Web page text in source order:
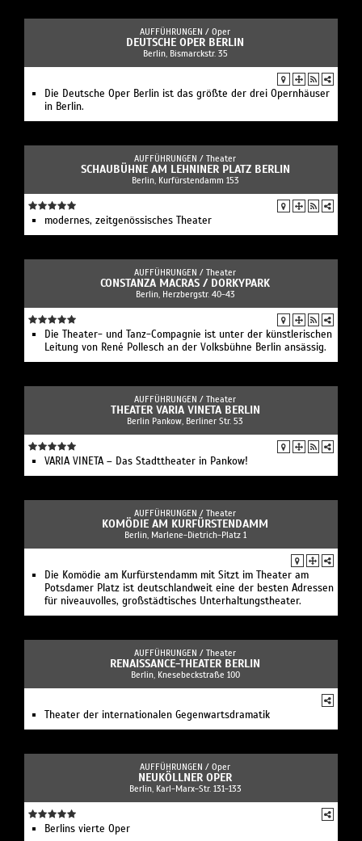
AUFFÜHRUNGEN / Oper
DEUTSCHE OPER BERLIN
Berlin, Bismarckstr. 35
Die Deutsche Oper Berlin ist das größte der drei Opernhäuser
in Berlin.
AUFFÜHRUNGEN / Theater
SCHAUBÜHNE AM LEHNINER PLATZ BERLIN
Berlin, Kurfürstendamm 153
modernes, zeitgenössisches Theater
AUFFÜHRUNGEN / Theater
CONSTANZA MACRAS / DORKYPARK
Berlin, Herzbergstr. 40-43
Die Theater- und Tanz-Compagnie ist unter der künstlerischen
Leitung von René Pollesch an der Volksbühne Berlin ansässig.
AUFFÜHRUNGEN / Theater
THEATER VARIA VINETA BERLIN
Berlin Pankow, Berliner Str. 53
VARIA VINETA – Das Stadttheater in Pankow!
AUFFÜHRUNGEN / Theater
KOMÖDIE AM KURFÜRSTENDAMM
Berlin, Marlene-Dietrich-Platz 1
Die Komödie am Kurfürstendamm mit Sitzt im Theater am
Potsdamer Platz ist deutschlandweit eine der besten Adressen
für niveauvolles, großstädtisches Unterhaltungstheater.
AUFFÜHRUNGEN / Theater
RENAISSANCE-THEATER BERLIN
Berlin, Knesebeckstraße 100
Theater der internationalen Gegenwartsdramatik
AUFFÜHRUNGEN / Oper
NEUKÖLLNER OPER
Berlin, Karl-Marx-Str. 131-133
Berlins vierte Oper